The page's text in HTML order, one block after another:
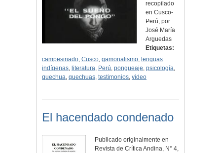
recopilado
en Cusco-
Perú, por
José María
Arguedas
Etiquetas:
campesinado, Cusco, gamonalismo, lenguas
indígenas, literatura, Perú, pongueaje, psicología,
quechua, quechuas, testimonios, video
El hacendado condenado
Publicado originalmente en
Revista de Crítica Andina, N° 4,